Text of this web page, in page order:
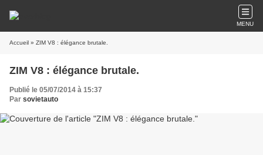
MENU
Accueil » ZIM V8 : élégance brutale.
ZIM V8 : élégance brutale.
Publié le 05/07/2014 à 15:37
Par sovietauto